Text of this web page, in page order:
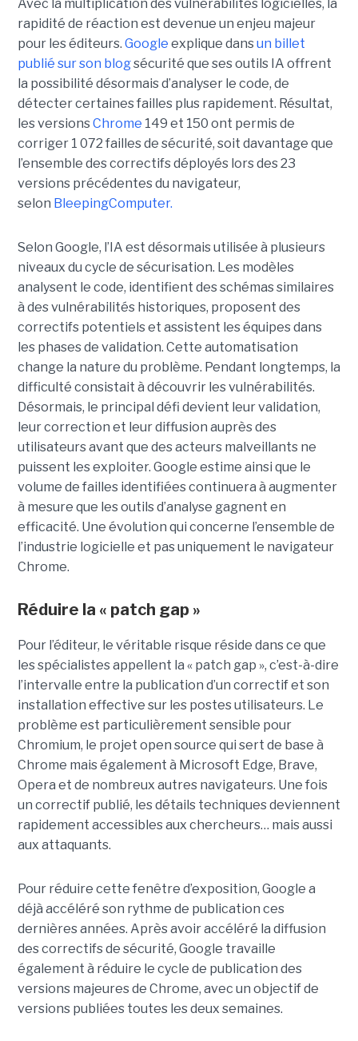
Avec la multiplication des vulnérabilités logicielles, la
rapidité de réaction est devenue un enjeu majeur
pour les éditeurs. Google explique dansun billet
publié sur son blogsécurité que ses outils IA offrent
la possibilité désormais d’analyser le code, de
détecter certaines failles plus rapidement. Résultat,
les versionsChrome 149 et 150 ont permis de
corriger 1 072 failles de sécurité, soit davantage que
l’ensemble des correctifs déployés lors des 23
versions précédentes du navigateur,
selon BleepingComputer.
Selon Google, l’IA est désormais utilisée à plusieurs
niveaux du cycle de sécurisation. Les modèles
analysent le code, identifient des schémas similaires
à des vulnérabilités historiques, proposent des
correctifs potentiels et assistent les équipes dans
les phases de validation. Cette automatisation
change la nature du problème. Pendant longtemps, la
difficulté consistait à découvrir les vulnérabilités.
Désormais, le principal défi devient leur validation,
leur correction et leur diffusion auprès des
utilisateurs avant que des acteurs malveillants ne
puissent les exploiter. Google estime ainsi que le
volume de failles identifiées continuera à augmenter
à mesure que les outils d’analyse gagnent en
efficacité. Une évolution qui concerne l’ensemble de
l’industrie logicielle et pas uniquement le navigateur
Chrome.
Réduire la « patch gap »
Pour l’éditeur, le véritable risque réside dans ce que
les spécialistes appellent la « patch gap », c’est-à-dire
l’intervalle entre la publication d’un correctif et son
installation effective sur les postes utilisateurs. Le
problème est particulièrement sensible pour
Chromium, le projet open source qui sert de base à
Chrome mais également à Microsoft Edge, Brave,
Opera et de nombreux autres navigateurs. Une fois
un correctif publié, les détails techniques deviennent
rapidement accessibles aux chercheurs… mais aussi
aux attaquants.
Pour réduire cette fenêtre d’exposition, Google a
déjà accéléré son rythme de publication ces
dernières années. Après avoir accéléré la diffusion
des correctifs de sécurité, Google travaille
également à réduire le cycle de publication des
versions majeures de Chrome, avec un objectif de
versions publiées toutes les deux semaines.